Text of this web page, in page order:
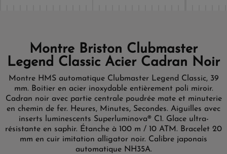
Montre Briston Clubmaster
Legend Classic Acier Cadran Noir
Montre HMS automatique Clubmaster Legend Classic, 39
mm. Boitier en acier inoxydable entièrement poli miroir.
Cadran noir avec partie centrale poudrée mate et minuterie
en chemin de fer. Heures, Minutes, Secondes. Aiguilles avec
inserts luminescents Superluminova® C1. Glace ultra-
résistante en saphir. Étanche à 100 m / 10 ATM. Bracelet 20
mm en cuir imitation alligator noir. Calibre japonais
automatique NH35A.